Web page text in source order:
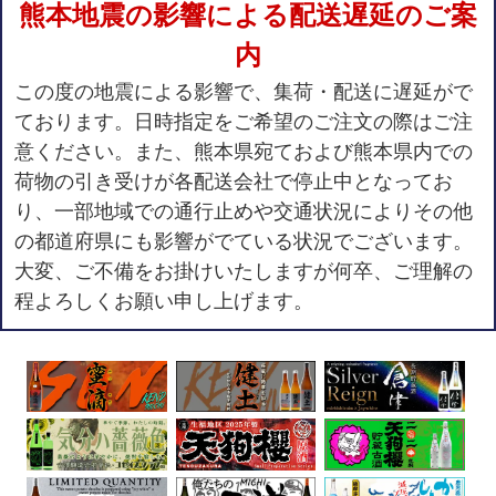
熊本地震の影響による配送遅延のご案
内
この度の地震による影響で、集荷・配送に遅延がで
ております。日時指定をご希望のご注文の際はご注
意ください。また、熊本県宛ておよび熊本県内での
荷物の引き受けが各配送会社で停止中となってお
り、一部地域での通行止めや交通状況によりその他
の都道府県にも影響がでている状況でございます。
大変、ご不備をお掛けいたしますが何卒、ご理解の
程よろしくお願い申し上げます。